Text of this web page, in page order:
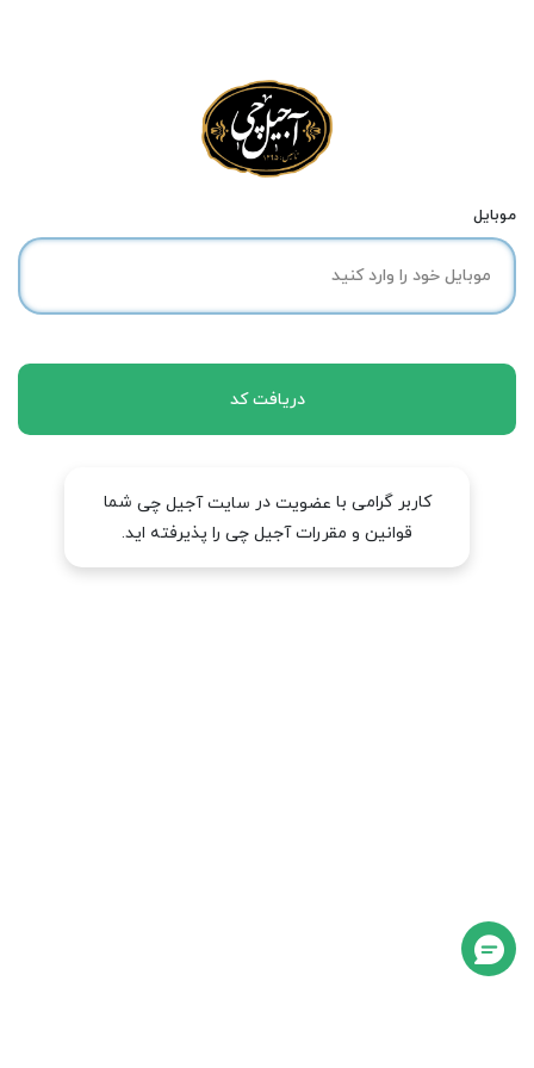
موبایل
دریافت کد
کاربر گرامی با عضویت در سایت آجیل چی شما
قوانین و مقررات آجیل چی را پذیرفته اید.